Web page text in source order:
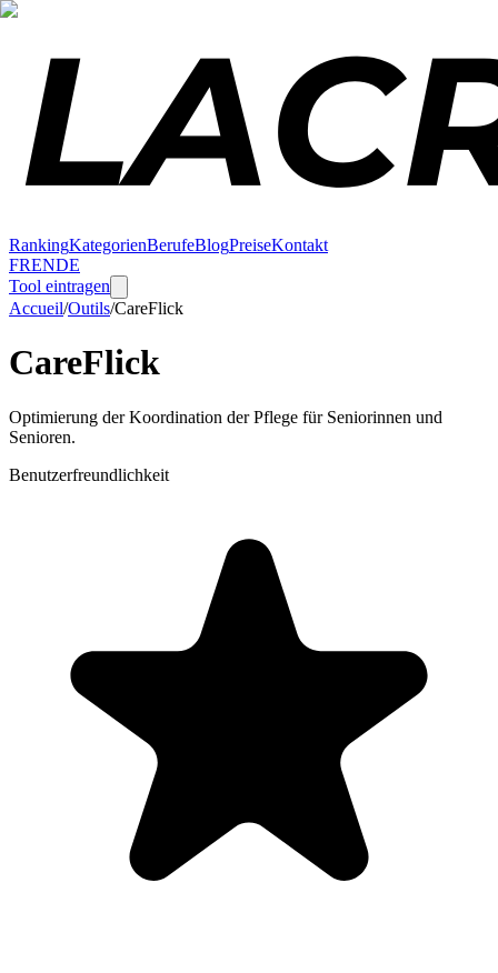
RankingKategorienBerufeBlogPreiseKontakt
FRENDE
Tool eintragen
Accueil/Outils/CareFlick
CareFlick
Optimierung der Koordination der Pflege für Seniorinnen und
Senioren.
Benutzerfreundlichkeit